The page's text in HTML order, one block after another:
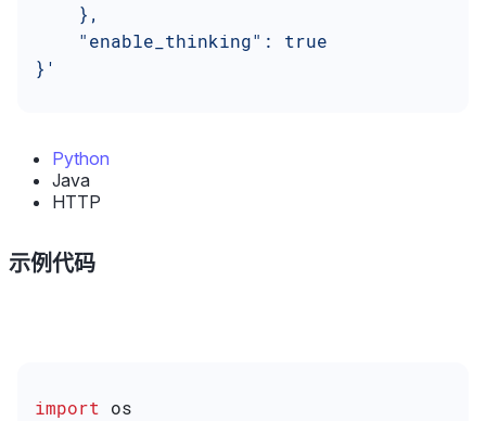
    },
    "enable_thinking": true
}'
Python
Java
HTTP
示例代码
import os